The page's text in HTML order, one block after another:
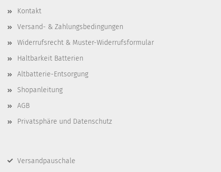
Kontakt
Versand- & Zahlungsbedingungen
Widerrufsrecht & Muster-Widerrufsformular
Haltbarkeit Batterien
Altbatterie-Entsorgung
Shopanleitung
AGB
Privatsphäre und Datenschutz
Versandpauschale